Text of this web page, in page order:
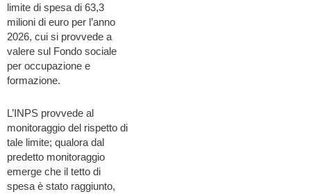
limite di spesa di 63,3
milioni di euro per l’anno
2026, cui si provvede a
valere sul Fondo sociale
per occupazione e
formazione.
L’INPS provvede al
monitoraggio del rispetto di
tale limite; qualora dal
predetto monitoraggio
emerge che il tetto di
spesa è stato raggiunto,